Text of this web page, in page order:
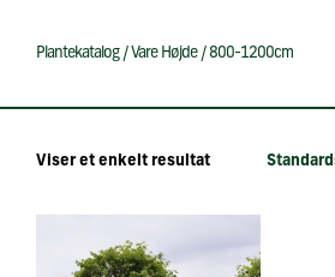
Plantekatalog/Vare Højde/800-1200cm
Viser et enkelt resultat